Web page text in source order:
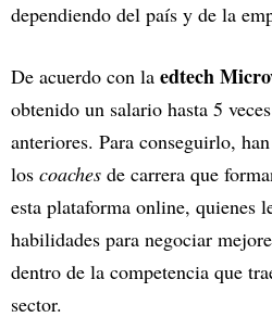
dependiendo del país y de la
De acuerdo con la edtech
obtenido un salario hasta 5
anteriores. Para conseguirlo,
los coaches de carrera que
esta plataforma online, quienes
habilidades para negociar
dentro de la competencia que
sector.